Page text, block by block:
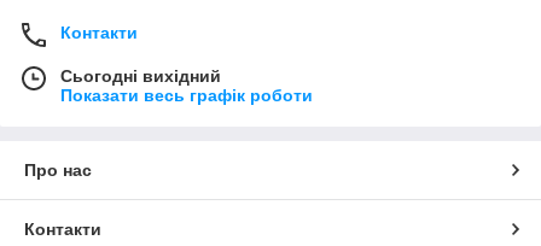
Контакти
Сьогодні вихідний
Показати весь графік роботи
Про нас
Контакти